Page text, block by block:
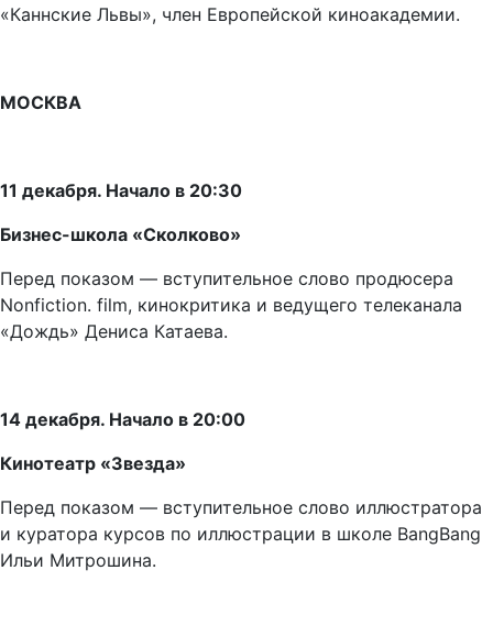
«Каннские Львы», член Европейской киноакадемии.
МОСКВА
11 декабря. Начало в 20:30
Бизнес-школа «Сколково»
Перед показом — вступительное слово продюсера
Nonfiction. film, кинокритика и ведущего телеканала
«Дождь» Дениса Катаева.
14 декабря. Начало в 20:00
Кинотеатр «Звезда»
Перед показом — вступительное слово иллюстратора
и куратора курсов по иллюстрации в школе BangBang
Ильи Митрошина.